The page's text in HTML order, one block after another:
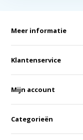
Meer informatie
Klantenservice
Mijn account
Categorieën